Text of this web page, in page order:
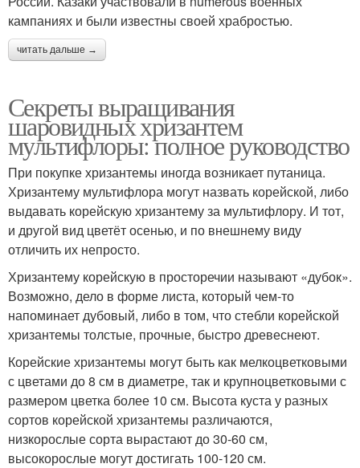
кампаниях и были известны своей храбростью.
читать дальше →
Секреты выращивания
шаровидных хризантем
мультифлоры: полное руководство
При покупке хризантемы иногда возникает путаница.
Хризантему мультифлора могут назвать корейской, либо
выдавать корейскую хризантему за мультифлору. И тот,
и другой вид цветёт осенью, и по внешнему виду
отличить их непросто.
Хризантему корейскую в просторечии называют «дубок».
Возможно, дело в форме листа, который чем-то
напоминает дубовый, либо в том, что стебли корейской
хризантемы толстые, прочные, быстро древеснеют.
Корейские хризантемы могут быть как мелкоцветковыми
с цветами до 8 см в диаметре, так и крупноцветковыми с
размером цветка более 10 см. Высота куста у разных
сортов корейской хризантемы различаются,
низкорослые сорта вырастают до 30-60 см,
высокорослые могут достигать 100-120 см.